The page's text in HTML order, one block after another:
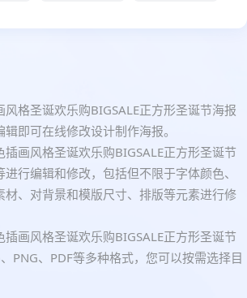
格圣诞欢乐购BIGSALE正方形圣诞节海报
即可在线修改设计制作海报。
画风格圣诞欢乐购BIGSALE正方形圣诞节
行编辑和修改，包括但不限于字体颜色、
材、对背景和模版尺寸、排版等元素进行修
画风格圣诞欢乐购BIGSALE正方形圣诞节
PNG、PDF等多种格式，您可以按需选择目